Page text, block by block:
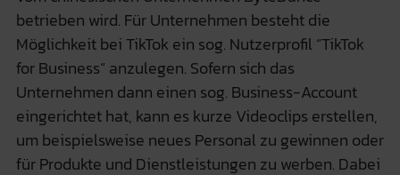
betrieben wird. Für Unternehmen besteht die
Möglichkeit bei TikTok ein sog. Nutzerprofil “TikTok
for Business” anzulegen. Sofern sich das
Unternehmen dann einen sog. Business-Account
eingerichtet hat, kann es kurze Videoclips erstellen,
um beispielsweise neues Personal zu gewinnen oder
für Produkte und Dienstleistungen zu werben. Dabei